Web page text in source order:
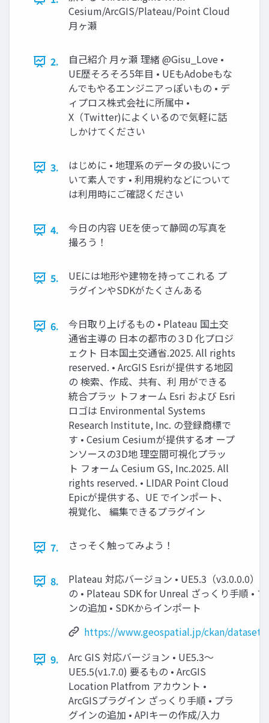
Cesium/ArcGIS/Plateau/Point Cloud
月ヶ瀬
2.
自己紹介 月ヶ瀬 理緒 @Gisu_Love •
UE歴そろそろ5年目 • UEもAdobeもな
んでもやるエンジニアっぽいもの • デ
ィプロス株式会社に所属中 •
X（Twitter)によくいるので気軽に話
しかけてください
3.
はじめに • 地理系のデータの扱いにつ
いて素人です • 利用規約などについて
は利用時にご確認ください
4.
今日の内容 UEを使って静岡の写真を
撮ろう！
5.
UEには地形や建物を持ってこれる プ
ラグインやSDKがたくさんある
6.
今日取り上げるもの • Plateau 国土交
通省主導の 日本の都市の３D 化プロジ
ェクト 日本国土交通省.2025. All rights
reserved. • ArcGIS Esriが提供する地図
の 検索、作成、共有、利 用ができる
統合プラッ トフォーム Esri および Esri
ロゴは Environmental Systems
Research Institute, Inc. の登録商標で
す • Cesium Cesiumが提供するオ ープ
ンソースの3D地 理空間可視化プラッ
ト フォーム Cesium GS, Inc.2025. All
rights reserved. • LIDAR Point Cloud
Epicが提供する、UE でインポート、
視覚化、 編集できるプラグイン
7. さっそく触ってみよう！
8.
Plateau 対応バージョン • UE5.3（v3.0.0.0）
の • Plateau SDK for Unreal ざっくり手順 •
ンの追加 • SDKからインポート
https://www.geospatial.jp/ckan/dataset/
9.
Arc GIS 対応バージョン • UE5.3～
UE5.5(v1.7.0) 要るもの • ArcGIS
Location Platfrom アカウント •
ArcGISプラグイン ざっくり手順 • プラ
グインの追加 • APIキーの作成/入力